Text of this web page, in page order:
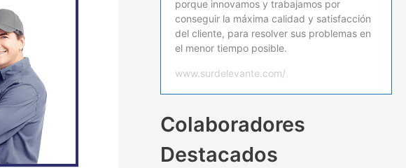
porque innovamos y trabajamos por
conseguir la máxima calidad y satisfacción
del cliente, para resolver sus problemas en
el menor tiempo posible.
www.surdelevante.com/
Colaboradores
Destacados